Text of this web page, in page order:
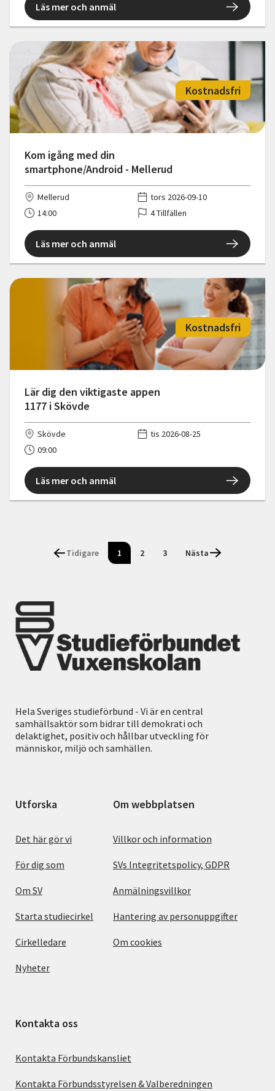
Läs mer och anmäl
Kom igång med din
smartphone/Android - Mellerud
Kostnadsfri
Mellerud
tors 2026-09-10
14:00
4 Tillfällen
Läs mer och anmäl
Lär dig den viktigaste appen
1177 i Skövde
Kostnadsfri
Skövde
tis 2026-08-25
09:00
Läs mer och anmäl
Tidigare 1 2 3 Nästa
Hela Sveriges studieförbund - Vi är en central
samhällsaktör som bidrar till demokrati och
delaktighet, positiv och hållbar utveckling för
människor, miljö och samhällen.
Utforska
Det här gör vi
För dig som
Om SV
Starta studiecirkel
Cirkelledare
Nyheter
Om webbplatsen
Villkor och information
SVs Integritetspolicy, GDPR
Anmälningsvillkor
Hantering av personuppgifter
Om cookies
Kontakta oss
Kontakta Förbundskansliet
Kontakta Förbundsstyrelsen & Valberedningen